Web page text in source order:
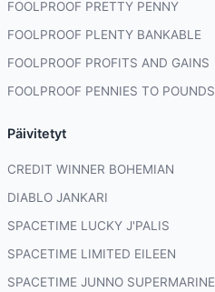
FOOLPROOF PRETTY PENNY
FOOLPROOF PLENTY BANKABLE
FOOLPROOF PROFITS AND GAINS
FOOLPROOF PENNIES TO POUNDS
Päivitetyt
CREDIT WINNER BOHEMIAN
DIABLO JANKARI
SPACETIME LUCKY J'PALIS
SPACETIME LIMITED EILEEN
SPACETIME JUNNO SUPERMARINE